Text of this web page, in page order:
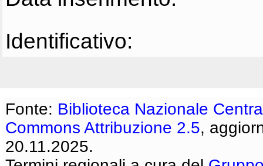
Identificativo:
Fonte: Biblioteca Nazionale
Commons Attribuzione 2.5,
20.11.2025.